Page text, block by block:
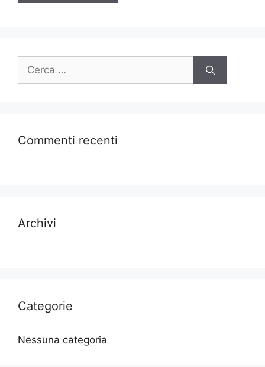
Commenti recenti
Archivi
Categorie
Nessuna categoria